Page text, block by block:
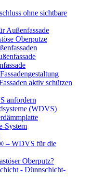
ohne sichtbare
Außenfassade
Oberputze
aktiv schützen
anfordern
(WDVS)
System
– WDVS für die
Oberputz?
- Dünnschicht-